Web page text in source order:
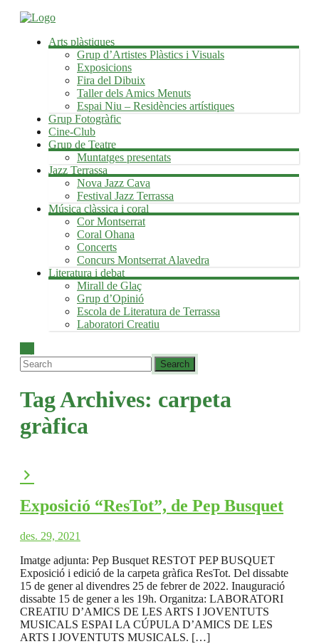
Arts plàstiques
Grup d’Artistes Plàstics i Visuals
Exposicions
Fira del Dibuix
Taller dels Amics Menuts
Espai Niu – Residències artístiques
Grup Fotogràfic
Cine-Club
Grup de Teatre
Muntatges presentats
Jazz Terrassa
Nova Jazz Cava
Festival Jazz Terrassa
Música clàssica i coral
Cor Montserrat
Coral Ohana
Concerts
Concurs Montserrat Alavedra
Literatura i debat
Mirall de Glaç
Grup d’Opinió
Escola de Literatura de Terrassa
Laboratori Creatiu
Tag Archives: carpeta
gràfica
Exposició “ResTot”, de Pep Busquet
des. 29, 2021
Imatge adjunta: Pep Busquet RESTOT PEP BUSQUET
Exposició i edició de la carpeta gràfica ResTot. Del dissabte
15 de gener al divendres 25 de febrer de 2022. Inauguració
dissabte 15 de gener a les 19h. Organitza: LABORATORI
CREATIU D’AMICS DE LES ARTS I JOVENTUTS
MUSICALS ESPAI LA CÚPULA D’AMICS DE LES
ARTS I JOVENTUTS MUSICALS. […]